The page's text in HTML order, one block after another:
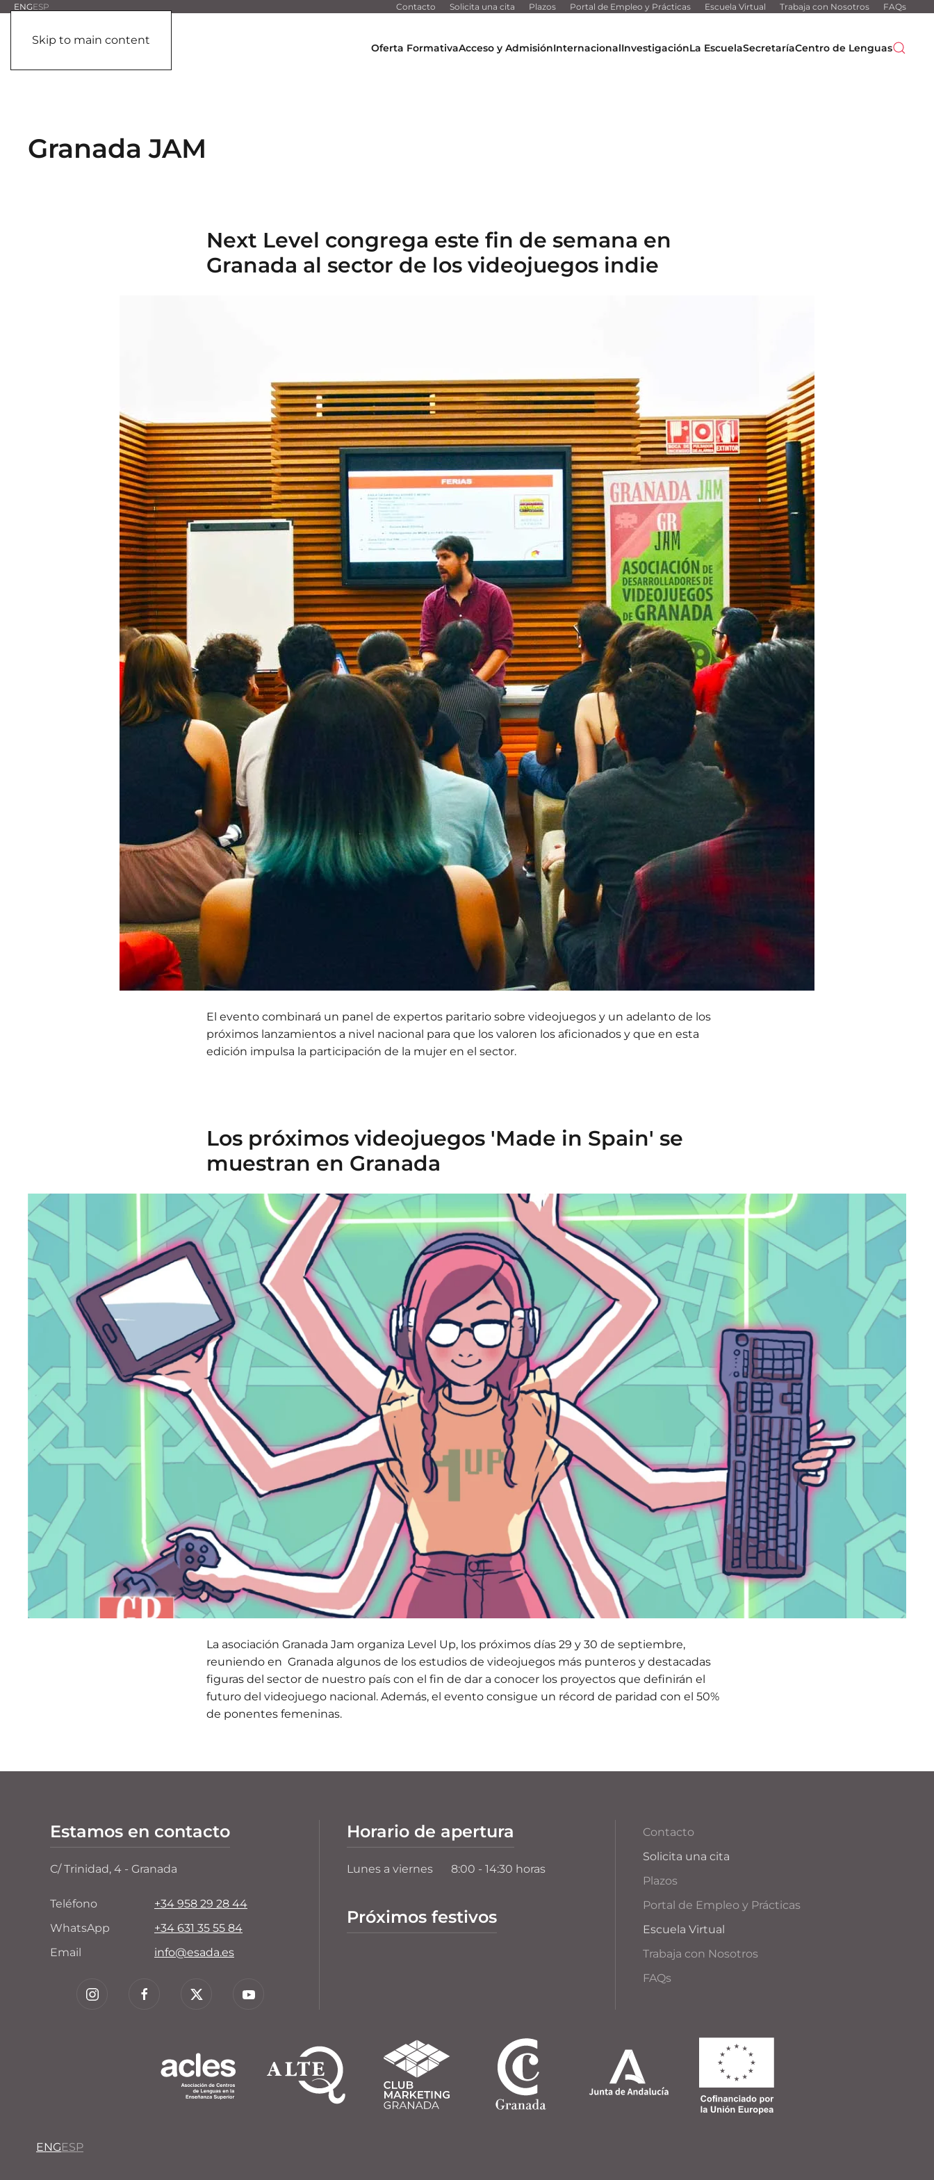
Skip to main content
ENGESP Contacto Solicita una cita Plazos Portal de Empleo y Prácticas Escuela Virtual Trabaja con Nosotros FAQs
Oferta FormativaAcceso y AdmisiónInternacionalInvestigaciónLa EscuelaSecretaríaCentro de Lenguas
Granada JAM
Next Level congrega este fin de semana en
Granada al sector de los videojuegos indie
El evento combinará un panel de expertos paritario sobre videojuegos y un adelanto de los
próximos lanzamientos a nivel nacional para que los valoren los aficionados y que en esta
edición impulsa la participación de la mujer en el sector.
Los próximos videojuegos 'Made in Spain' se
muestran en Granada
La asociación Granada Jam organiza Level Up, los próximos días 29 y 30 de septiembre,
reuniendo en Granada algunos de los estudios de videojuegos más punteros y destacadas
figuras del sector de nuestro país con el fin de dar a conocer los proyectos que definirán el
futuro del videojuego nacional. Además, el evento consigue un récord de paridad con el 50%
de ponentes femeninas.
Estamos en contacto
C/ Trinidad, 4 - Granada
Teléfono
+34 958 29 28 44
WhatsApp
+34 631 35 55 84
Email
info@esada.es
Horario de apertura
Lunes a viernes 8:00 - 14:30 horas
Próximos festivos
Contacto
Solicita una cita
Plazos
Portal de Empleo y Prácticas
Escuela Virtual
Trabaja con Nosotros
FAQs
ENGESP